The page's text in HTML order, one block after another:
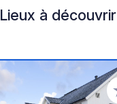
Lieux à découvrir